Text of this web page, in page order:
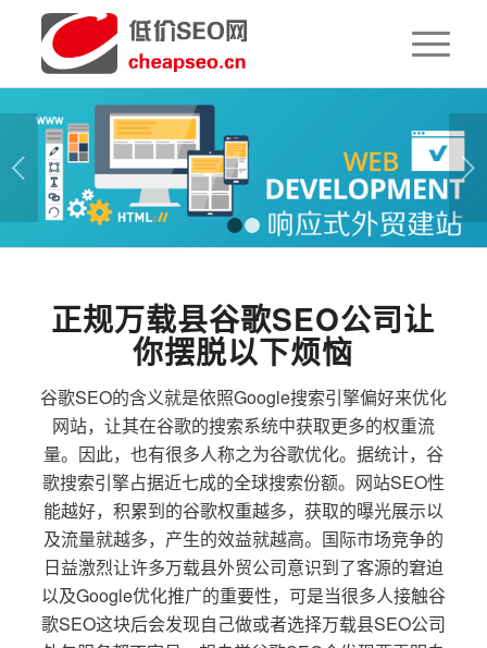
下一页
1 2
正规万载县谷歌SEO公司让
你摆脱以下烦恼
谷歌SEO的含义就是依照Google搜索引擎偏好来优化
网站，让其在谷歌的搜索系统中获取更多的权重流
量。因此，也有很多人称之为谷歌优化。据统计，谷
歌搜索引擎占据近七成的全球搜索份额。网站SEO性
能越好，积累到的谷歌权重越多，获取的曝光展示以
及流量就越多，产生的效益就越高。国际市场竞争的
日益激烈让许多万载县外贸公司意识到了客源的窘迫
以及Google优化推广的重要性，可是当很多人接触谷
歌SEO这块后会发现自己做或者选择万载县SEO公司